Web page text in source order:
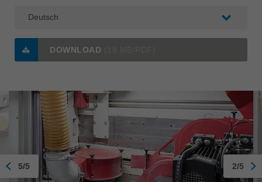
DOWNLOAD
5/5 2/5